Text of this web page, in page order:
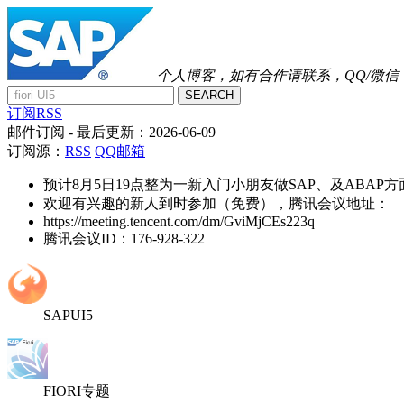
个人博客，如有合作请联系，QQ/微信
SEARCH
订阅RSS
邮件订阅 - 最后更新： 2026-06-09
订阅源： RSS QQ邮箱
预计8月5日19点整为一新入门小朋友做SAP、及ABAP方
欢迎有兴趣的新人到时参加（免费），腾讯会议地址：
https://meeting.tencent.com/dm/GviMjCEs223q
腾讯会议ID：176-928-322
SAPUI5
FIORI专题